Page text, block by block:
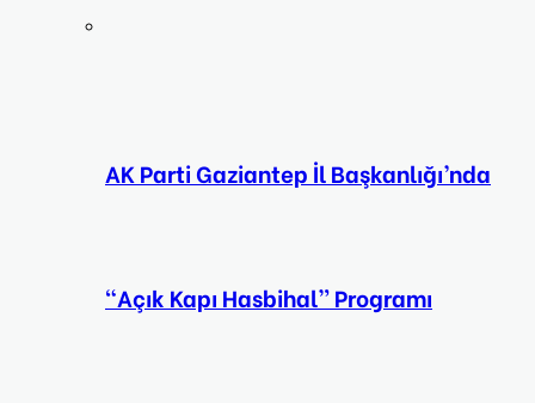
AK Parti Gaziantep İl Başkanlığı’nda
“Açık Kapı Hasbihal” Programı